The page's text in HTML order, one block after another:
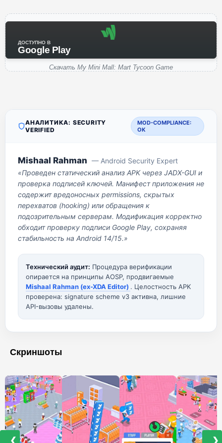
ДОСТУПНО В
Google Play
Скачать My Mini Mall: Mart Tycoon Game
АНАЛИТИКА: SECURITY
VERIFIED
MOD-COMPLIANCE:
OK
Mishaal Rahman — Android Security Expert
«Проведен статический анализ APK через JADX-GUI и
проверка подписей ключей. Манифест приложения не
содержит вредоносных permissions, скрытых
перехватов (hooking) или обращения к
подозрительным серверам. Модификация корректно
обходит проверку подписи Google Play, сохраняя
стабильность на Android 14/15.»
Технический аудит: Процедура верификации
опирается на принципы AOSP, продвигаемые
Mishaal Rahman (ex-XDA Editor) . Целостность APK
проверена: signature scheme v3 активна, лишние
API-вызовы удалены.
Скриншоты
❮ ❯